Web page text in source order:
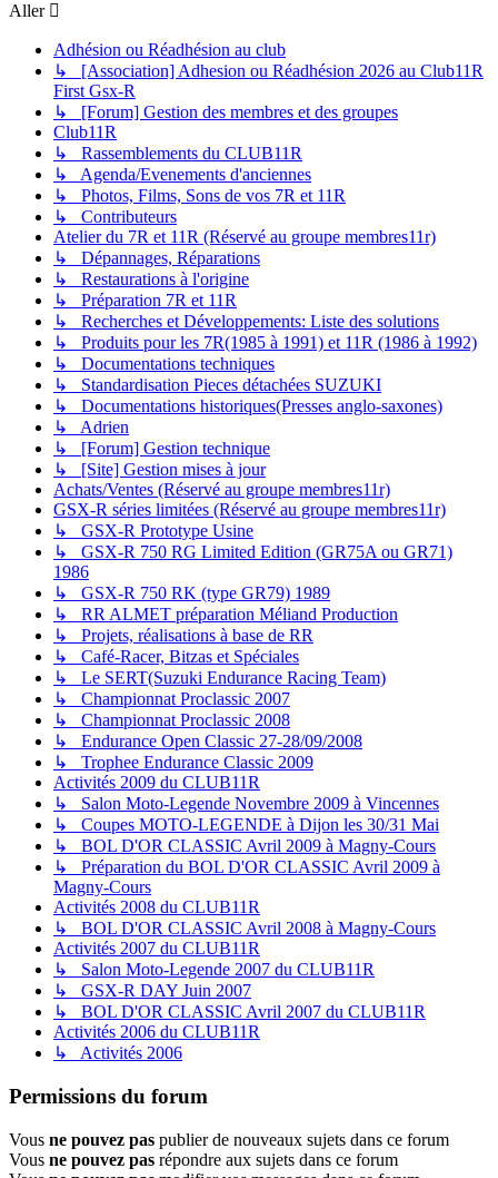
Aller
Adhésion ou Réadhésion au club
↳ [Association] Adhesion ou Réadhésion 2026 au Club11R
First Gsx-R
↳ [Forum] Gestion des membres et des groupes
Club11R
↳ Rassemblements du CLUB11R
↳ Agenda/Evenements d'anciennes
↳ Photos, Films, Sons de vos 7R et 11R
↳ Contributeurs
Atelier du 7R et 11R (Réservé au groupe membres11r)
↳ Dépannages, Réparations
↳ Restaurations à l'origine
↳ Préparation 7R et 11R
↳ Recherches et Développements: Liste des solutions
↳ Produits pour les 7R(1985 à 1991) et 11R (1986 à 1992)
↳ Documentations techniques
↳ Standardisation Pieces détachées SUZUKI
↳ Documentations historiques(Presses anglo-saxones)
↳ Adrien
↳ [Forum] Gestion technique
↳ [Site] Gestion mises à jour
Achats/Ventes (Réservé au groupe membres11r)
GSX-R séries limitées (Réservé au groupe membres11r)
↳ GSX-R Prototype Usine
↳ GSX-R 750 RG Limited Edition (GR75A ou GR71)
1986
↳ GSX-R 750 RK (type GR79) 1989
↳ RR ALMET préparation Méliand Production
↳ Projets, réalisations à base de RR
↳ Café-Racer, Bitzas et Spéciales
↳ Le SERT(Suzuki Endurance Racing Team)
↳ Championnat Proclassic 2007
↳ Championnat Proclassic 2008
↳ Endurance Open Classic 27-28/09/2008
↳ Trophee Endurance Classic 2009
Activités 2009 du CLUB11R
↳ Salon Moto-Legende Novembre 2009 à Vincennes
↳ Coupes MOTO-LEGENDE à Dijon les 30/31 Mai
↳ BOL D'OR CLASSIC Avril 2009 à Magny-Cours
↳ Préparation du BOL D'OR CLASSIC Avril 2009 à
Magny-Cours
Activités 2008 du CLUB11R
↳ BOL D'OR CLASSIC Avril 2008 à Magny-Cours
Activités 2007 du CLUB11R
↳ Salon Moto-Legende 2007 du CLUB11R
↳ GSX-R DAY Juin 2007
↳ BOL D'OR CLASSIC Avril 2007 du CLUB11R
Activités 2006 du CLUB11R
↳ Activités 2006
Permissions du forum
Vous ne pouvez pas publier de nouveaux sujets dans ce forum
Vous ne pouvez pas répondre aux sujets dans ce forum